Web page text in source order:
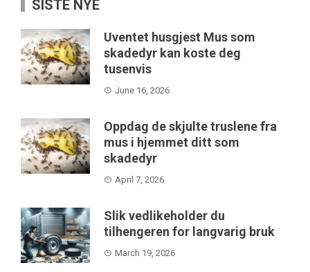
SISTE NYE
Uventet husgjest Mus som
skadedyr kan koste deg
tusenvis
June 16, 2026
Oppdag de skjulte truslene fra
mus i hjemmet ditt som
skadedyr
April 7, 2026
Slik vedlikeholder du
tilhengeren for langvarig bruk
March 19, 2026